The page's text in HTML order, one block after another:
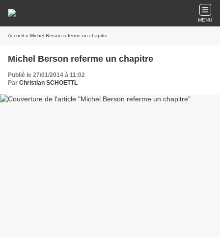
MENU
Accueil » Michel Berson referme un chapitre
Michel Berson referme un chapitre
Publié le 27/01/2014 à 11:02
Par Christian SCHOETTL